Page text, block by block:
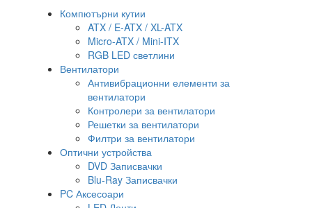
Компютърни кутии
ATX / E-ATX / XL-ATX
Micro-ATX / Mini-ITX
RGB LED светлини
Вентилатори
Антивибрационни елементи за
вентилатори
Контролери за вентилатори
Решетки за вентилатори
Филтри за вентилатори
Оптични устройства
DVD Записвачки
Blu-Ray Записвачки
PC Аксесоари